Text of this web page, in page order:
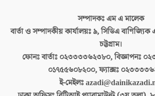
সম্পাদকঃএম এ মালেক
বার্তা ও সম্পাদকীয় কার্যালয়ঃ৯, সিডিএ
চট্টগ্রাম।
ফোনঃ বার্তাঃ ০২৩৩৩৩৬২৩৮০, বিজ্ঞাপনঃ
০১৭৫৫৬০৮২০০, ফ্যাক্সঃ
ই-মেইলঃ